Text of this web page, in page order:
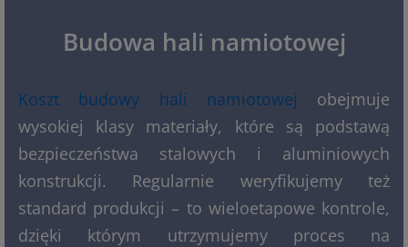
Budowa hali namiotowej
Koszt budowy hali namiotowej obejmuje
wysokiej klasy materiały, które są podstawą
bezpieczeństwa stalowych i aluminiowych
konstrukcji. Regularnie weryfikujemy też
standard produkcji – to wieloetapowe kontrole,
dzięki którym utrzymujemy proces na